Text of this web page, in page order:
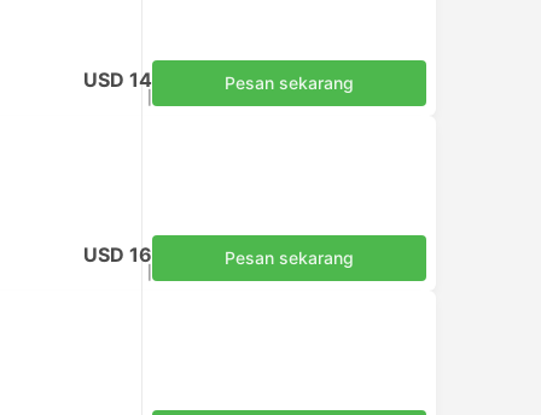
USD 14 Pesan sekarang
USD 16 Pesan sekarang